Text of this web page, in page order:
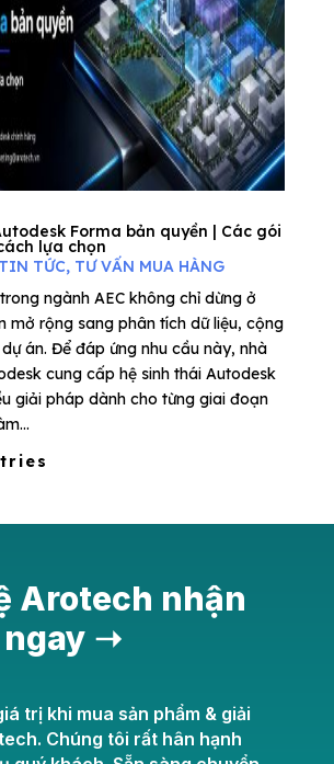
Forma bản quyền | Các gói
lựa chọn
TIN TỨC, TƯ VẤN MUA HÀNG
ngành AEC không chỉ dừng ở
mở rộng sang phân tích dữ liệu, cộng
án. Để đáp ứng nhu cầu này, nhà
cung cấp hệ sinh thái Autodesk
giải pháp dành cho từng giai đoạn
Arotech nhận
➝
trị khi mua sản phẩm & giải
Chúng tôi rất hân hạnh